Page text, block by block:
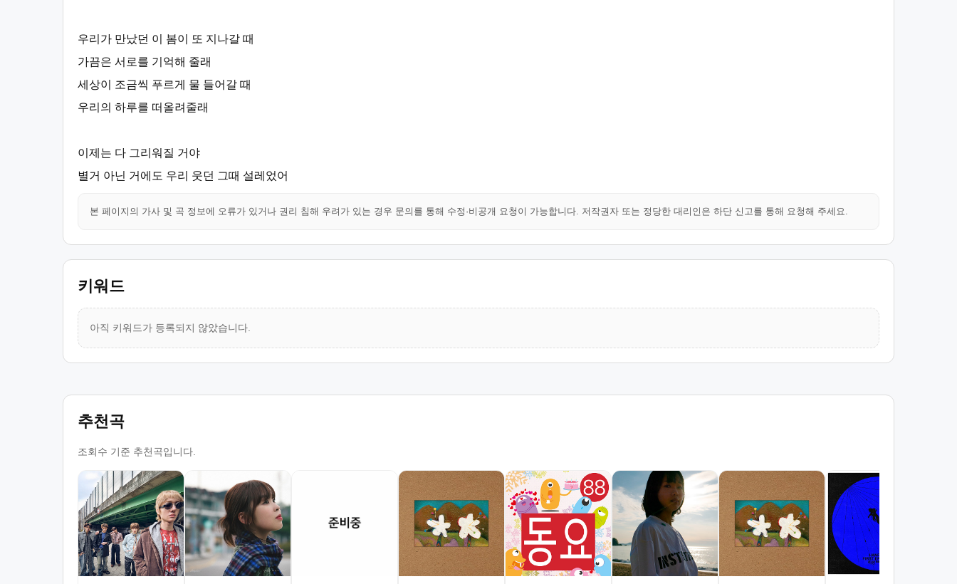
우리가 만났던 이 봄이 또 지나갈 때
가끔은 서로를 기억해 줄래
세상이 조금씩 푸르게 물 들어갈 때
우리의 하루를 떠올려줄래
이제는 다 그리워질 거야
별거 아닌 거에도 우리 웃던 그때 설레었어
본 페이지의 가사 및 곡 정보에 오류가 있거나 권리 침해 우려가 있는 경우 문의를 통해 수정·비공개 요청이 가능합니다. 저작권자 또는 정당한 대리인은 하단 신고를 통해 요청해 주세요.
키워드
아직 키워드가 등록되지 않았습니다.
추천곡
조회수 기준 추천곡입니다.